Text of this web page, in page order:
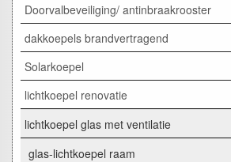
Doorvalbeveiliging/ antinbraakrooster
dakkoepels brandvertragend
Solarkoepel
lichtkoepel renovatie
lichtkoepel glas met ventilatie
glas-lichtkoepel raam